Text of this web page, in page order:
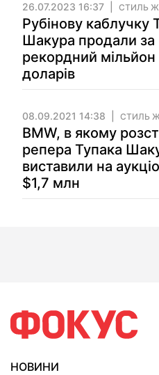
26.07.2023 16:37 СТИЛЬ
Рубінову каблучку
Шакура продали за
рекордний мільйон
доларів
08.09.2021 14:38 СТИЛЬ
BMW, в якому
репера Тупака
виставили на
$1,7 млн
НОВИНИ